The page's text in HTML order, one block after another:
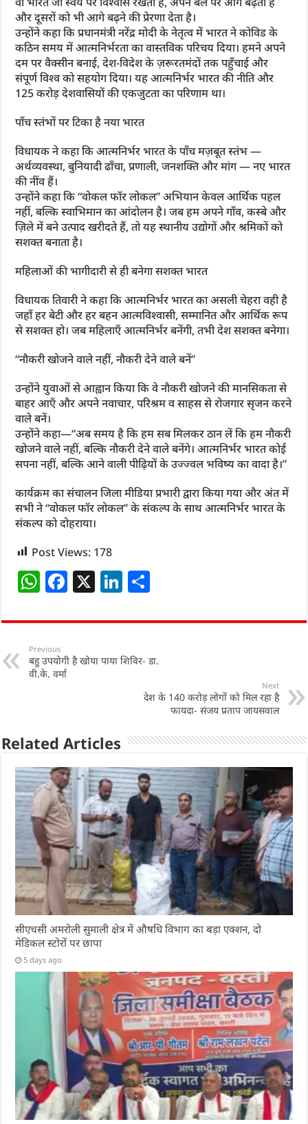
और दूसरों को भी आगे बढ़ने की प्रेरणा देता है।
उन्होंने कहा कि प्रधानमंत्री नरेंद्र मोदी के नेतृत्व में भारत ने कोविड के
कठिन समय में आत्मनिर्भरता का वास्तविक परिचय दिया। हमने अपने
दम पर वैक्सीन बनाई, देश-विदेश के ज़रूरतमंदों तक पहुँचाई और
संपूर्ण विश्व को सहयोग दिया। यह आत्मनिर्भर भारत की नीति और
125 करोड़ देशवासियों की एकजुटता का परिणाम था।
पाँच स्तंभों पर टिका है नया भारत
विधायक ने कहा कि आत्मनिर्भर भारत के पाँच मज़बूत स्तंभ —
अर्थव्यवस्था, बुनियादी ढाँचा, प्रणाली, जनशक्ति और मांग — नए भारत
की नींव हैं।
उन्होंने कहा कि “वोकल फॉर लोकल” अभियान केवल आर्थिक पहल
नहीं, बल्कि स्वाभिमान का आंदोलन है। जब हम अपने गाँव, कस्बे और
ज़िले में बने उत्पाद खरीदते हैं, तो यह स्थानीय उद्योगों और श्रमिकों को
सशक्त बनाता है।
महिलाओं की भागीदारी से ही बनेगा सशक्त भारत
विधायक तिवारी ने कहा कि आत्मनिर्भर भारत का असली चेहरा वही है
जहाँ हर बेटी और हर बहन आत्मविश्वासी, सम्मानित और आर्थिक रूप
से सशक्त हो। जब महिलाएँ आत्मनिर्भर बनेंगी, तभी देश सशक्त बनेगा।
“नौकरी खोजने वाले नहीं, नौकरी देने वाले बनें”
उन्होंने युवाओं से आह्वान किया कि वे नौकरी खोजने की मानसिकता से
बाहर आएँ और अपने नवाचार, परिश्रम व साहस से रोजगार सृजन करने
वाले बनें।
उन्होंने कहा—“अब समय है कि हम सब मिलकर ठान लें कि हम नौकरी
खोजने वाले नहीं, बल्कि नौकरी देने वाले बनेंगे। आत्मनिर्भर भारत कोई
सपना नहीं, बल्कि आने वाली पीढ़ियों के उज्ज्वल भविष्य का वादा है।”
कार्यक्रम का संचालन जिला मीडिया प्रभारी द्वारा किया गया और अंत में
सभी ने “वोकल फॉर लोकल” के संकल्प के साथ आत्मनिर्भर भारत के
संकल्प को दोहराया।
Post Views: 178
W
at
s
A
F
c
e
b
k
X Li
k
e
dI
ar
Previous
बहु उपयोगी है खोया पाया शिविर- डा.
वी.के. वर्मा
Next
देश के 140 करोड़ लोगों को मिल रहा है
फायदा- संजय प्रताप जायसवाल
Related Articles
सीएचसी अमरोली सुमाली क्षेत्र में औषधि विभाग का बड़ा एक्शन, दो
मेडिकल स्टोरों पर छापा
5 days ago